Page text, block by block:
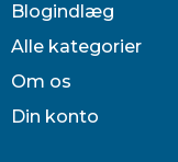
Blogindlæg
Alle kategorier
Om os
Din konto